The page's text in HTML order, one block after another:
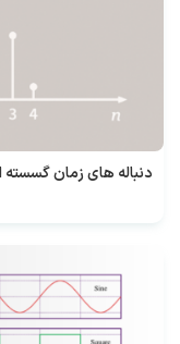
دنباله های زمان